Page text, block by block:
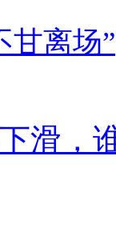
甘离场”
滑，